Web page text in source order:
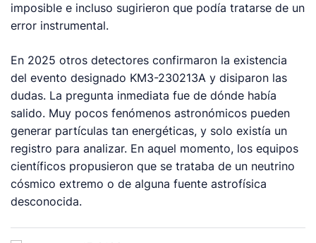
imposible e incluso sugirieron que podía tratarse de un
error instrumental.
En 2025 otros detectores confirmaron la existencia
del evento designado KM3-230213A y disiparon las
dudas. La pregunta inmediata fue de dónde había
salido. Muy pocos fenómenos astronómicos pueden
generar partículas tan energéticas, y solo existía un
registro para analizar. En aquel momento, los equipos
científicos propusieron que se trataba de un neutrino
cósmico extremo o de alguna fuente astrofísica
desconocida.